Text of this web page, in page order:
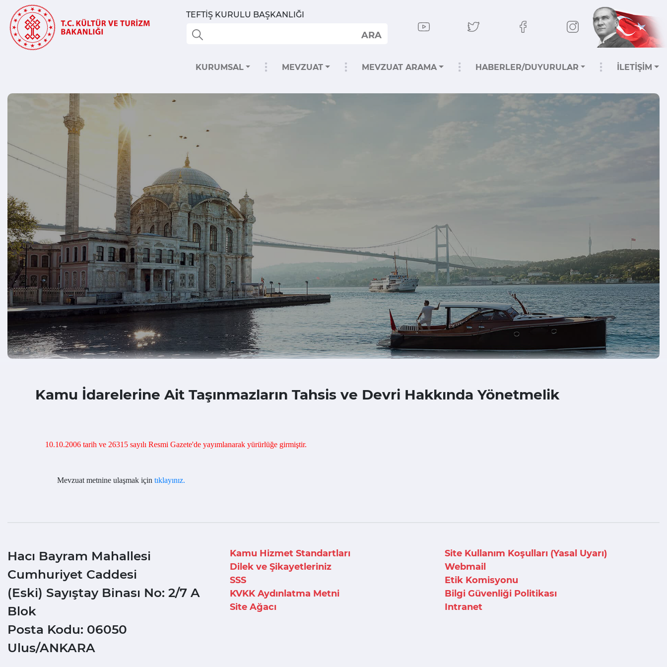
TEFTİŞ KURULU BAŞKANLIĞI
ARA
KURUMSAL MEVZUAT MEVZUAT ARAMA HABERLER/DUYURULAR İLETİŞİM
Kamu İdarelerine Ait Taşınmazların Tahsis ve Devri Hakkında Yönetmelik
10.10.2006 tarih ve 26315 sayılı Resmi Gazete'de yayımlanarak yürürlüğe girmiştir.
Mevzuat metnine ulaşmak için tıklayınız.
Hacı Bayram Mahallesi
Cumhuriyet Caddesi
(Eski) Sayıştay Binası No: 2/7 A
Blok
Posta Kodu: 06050
Ulus/ANKARA
Kamu Hizmet Standartları
Site Kullanım Koşulları (Yasal Uyarı)
Dilek ve Şikayetleriniz
Webmail
SSS
Etik Komisyonu
KVKK Aydınlatma Metni
Bilgi Güvenliği Politikası
Site Ağacı
Intranet